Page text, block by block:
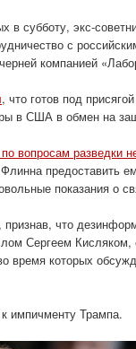
в субботу, экс-
с
компанией
, что готов под
в США в обмен на
вопросам разведки
предоставить
показания о
что
Сергеем
время которых
импичменту Трампа.